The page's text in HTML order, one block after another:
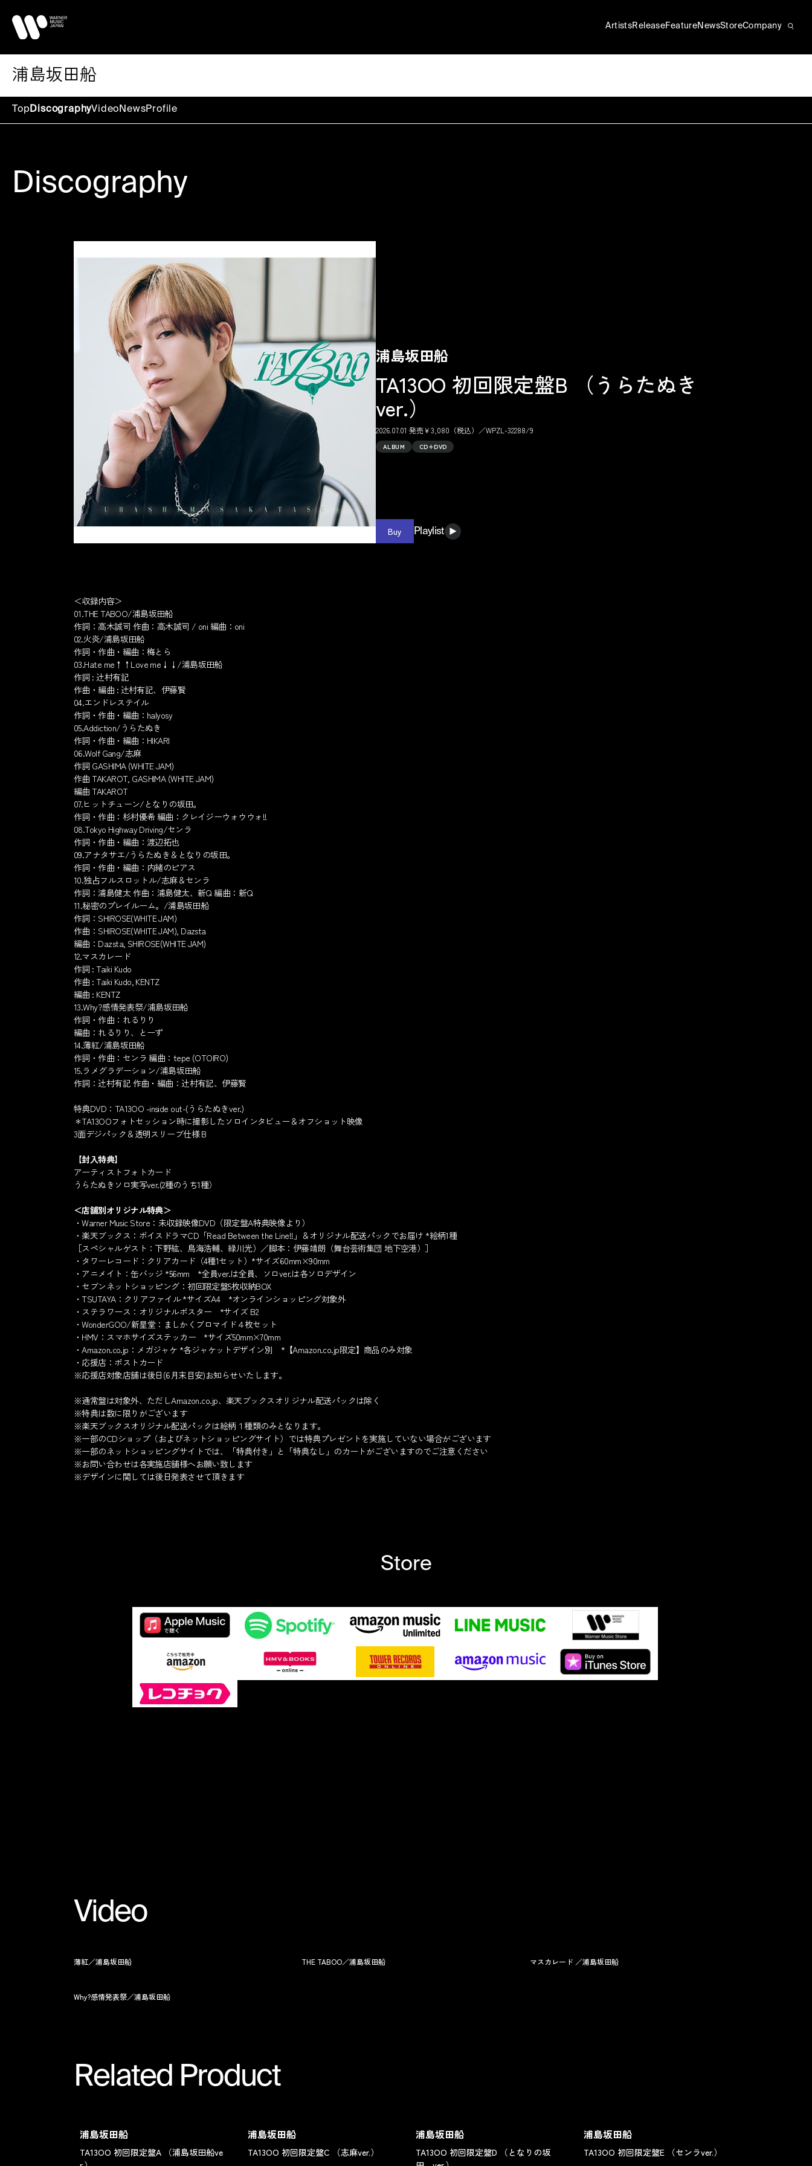
浦島坂田船
Top DiscographyVideo NewsProfile
Discography
浦島坂田船
TA13OO 初回限定盤B （うらたぬき
ver.）
2026.07.01 発売￥3,080（税込）／WPZL-32288/9
ALBUM CD+DVD
Buy Playlist
＜収録内容＞
01.THE TABOO/浦島坂田船
作詞：高木誠司 作曲：高木誠司 / oni 編曲：oni
02.火炎/浦島坂田船
作詞・作曲・編曲：梅とら
03.Hate me↑↑Love me↓↓/浦島坂田船
作詞 : 辻村有記
作曲・編曲 : 辻村有記、伊藤賢
04.エンドレステイル
作詞・作曲・編曲：halyosy
05.Addiction/うらたぬき
作詞・作曲・編曲：HIKARI
06.Wolf Gang/志麻
作詞 GASHIMA (WHITE JAM)
作曲 TAKAROT, GASHIMA (WHITE JAM)
編曲 TAKAROT
07.ヒットチューン/となりの坂田。
作詞・作曲：杉村優希 編曲：クレイジーウォウウォ!!
08.Tokyo Highway Driving/センラ
作詞・作曲・編曲：渡辺拓也
09.アナタサエ/うらたぬき＆となりの坂田。
作詞・作曲・編曲：内緒のピアス
10.独占フルスロットル/志麻＆センラ
作詞：浦島健太 作曲：浦島健太、新Q 編曲：新Q
11.秘密のプレイルーム。/浦島坂田船
作詞：SHIROSE(WHITE JAM)
作曲：SHIROSE(WHITE JAM), Dazsta
編曲：Dazsta, SHIROSE(WHITE JAM)
12.マスカレード
作詞 : Taiki Kudo
作曲 : Taiki Kudo, KENTZ
編曲 : KENTZ
13.Why?感情発表祭/浦島坂田船
作詞・作曲：れるりり
編曲：れるりり、とーず
14.薄紅/浦島坂田船
作詞・作曲：センラ 編曲：tepe (OTOIRO)
15.ラメグラデーション/浦島坂田船
作詞：辻村有記 作曲・編曲：辻村有記、伊藤賢
特典DVD：TA13OO -inside out-(うらたぬきver.)
＊TA13OOフォトセッション時に撮影したソロインタビュー＆オフショット映像
3面デジパック＆透明スリーブ仕様 B
【封入特典】
アーティストフォトカード
うらたぬきソロ実写ver.(2種のうち1種）
＜店舗別オリジナル特典＞
・Warner Music Store：未収録映像DVD（限定盤A特典映像より）
・楽天ブックス：ボイスドラマCD「Read Between the Line!!」＆オリジナル配送パックでお届け *絵柄1種
［スペシャルゲスト：下野紘、鳥海浩輔、緑川光）／脚本：伊藤靖朗（舞台芸術集団 地下空港）］
・タワーレコード：クリアカード（4種1セット）*サイズ60mm×90mm
・アニメイト：缶バッジ *56mm *全員ver.は全員、ソロver.は各ソロデザイン
・セブンネットショッピング：初回限定盤5枚収納BOX
・TSUTAYA：クリアファイル *サイズA4 *オンラインショッピング対象外
・ステラワース：オリジナルポスター *サイズ B2
・WonderGOO/新星堂：ましかくブロマイド４枚セット
・HMV：スマホサイズステッカー *サイズ50mm×70mm
・Amazon.co.jp：メガジャケ *各ジャケットデザイン別 *【Amazon.co.jp限定】商品のみ対象
・応援店：ポストカード
※応援店対象店舗は後日(6月末目安)お知らせいたします。
※通常盤は対象外、ただしAmazon.co.jp、楽天ブックスオリジナル配送パックは除く
※特典は数に限りがございます
※楽天ブックスオリジナル配送パックは絵柄１種類のみとなります。
※一部のCDショップ（およびネットショッピングサイト）では特典プレゼントを実施していない場合がございます
※一部のネットショッピングサイトでは、「特典付き」と「特典なし」のカートがございますのでご注意ください
※お問い合わせは各実施店舗様へお願い致します
※デザインに関しては後日発表させて頂きます
Store
Video
薄紅／浦島坂田船 THE TABOO／浦島坂田船 マスカレード ／浦島坂田船
Why?感情発表祭／浦島坂田船
Related Product
浦島坂田船
TA13OO 初回限定盤A （浦島坂田船ve
浦島坂田船
TA13OO 初回限定盤C （志麻ver.）
浦島坂田船
TA13OO 初回限定盤D （となりの坂
浦島坂田船
TA13OO 初回限定盤E （センラver.）
ArtistsReleaseFeature NewsStoreCompany